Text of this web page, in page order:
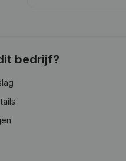
bedrijf?